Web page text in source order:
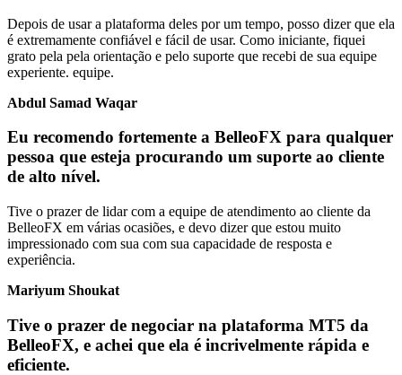
Depois de usar a plataforma deles por um tempo, posso dizer que ela
é extremamente confiável e fácil de usar. Como iniciante, fiquei
grato pela pela orientação e pelo suporte que recebi de sua equipe
experiente. equipe.
Abdul Samad Waqar
Eu recomendo fortemente a BelleoFX para qualquer
pessoa que esteja procurando um suporte ao cliente
de alto nível.
Tive o prazer de lidar com a equipe de atendimento ao cliente da
BelleoFX em várias ocasiões, e devo dizer que estou muito
impressionado com sua com sua capacidade de resposta e
experiência.
Mariyum Shoukat
Tive o prazer de negociar na plataforma MT5 da
BelleoFX, e achei que ela é incrivelmente rápida e
eficiente.